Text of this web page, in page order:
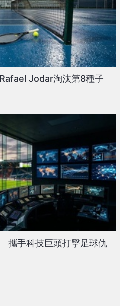
Jodar淘汰第8種子
攜手科技巨頭打擊足球仇